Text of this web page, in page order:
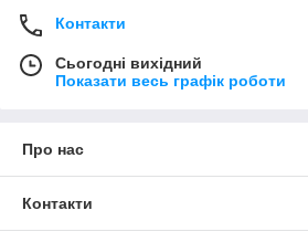
Контакти
Сьогодні вихідний
Показати весь графік роботи
Про нас
Контакти